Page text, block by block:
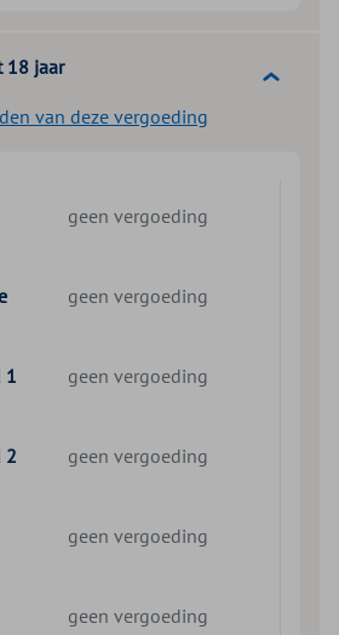
18 jaar
van deze vergoeding
geen vergoeding
geen vergoeding
1 geen vergoeding
2 geen vergoeding
geen vergoeding
geen vergoeding